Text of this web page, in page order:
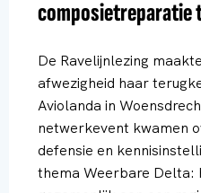
composietreparatie
De Ravelijnlezing
afwezigheid haar
Aviolanda in
netwerkevent kwamen
defensie en
thema Weerbare Delta: